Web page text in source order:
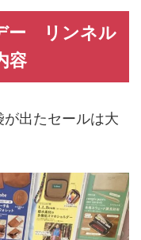
ー リンネル
容
出たセールは大